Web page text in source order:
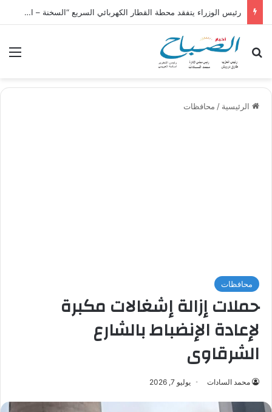
رئيس الوزراء يتفقد محطة القطار الكهربائي السريع “السخنة – الإسكندرية – العلمين – مطروح”
بحث عن
الرئيسية / محافظات
محافظات
حملات إزالة إشغالات مكبرة
لإعادة الإنضباط بالشارع
الشرقاوى
محمد السادات يوليو 7, 2026